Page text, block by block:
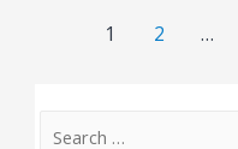
1 2 …
S